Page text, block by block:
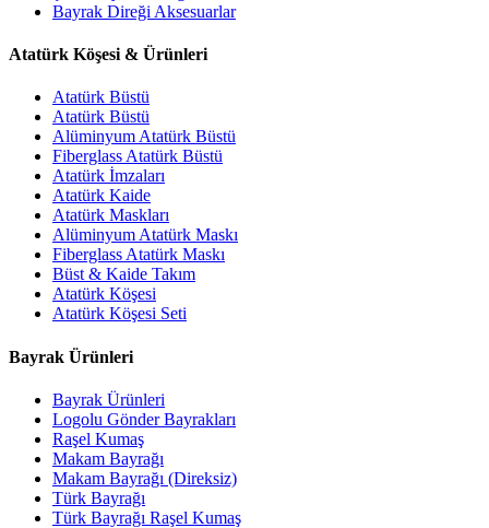
Bayrak Direği Aksesuarlar
Atatürk Köşesi & Ürünleri
Atatürk Büstü
Atatürk Büstü
Alüminyum Atatürk Büstü
Fiberglass Atatürk Büstü
Atatürk İmzaları
Atatürk Kaide
Atatürk Maskları
Alüminyum Atatürk Maskı
Fiberglass Atatürk Maskı
Büst & Kaide Takım
Atatürk Köşesi
Atatürk Köşesi Seti
Bayrak Ürünleri
Bayrak Ürünleri
Logolu Gönder Bayrakları
Raşel Kumaş
Makam Bayrağı
Makam Bayrağı (Direksiz)
Türk Bayrağı
Türk Bayrağı Raşel Kumaş